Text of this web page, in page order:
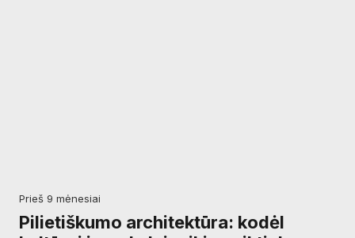
prieš 9 mėnesiai
Pilietiškumo architektūra: kodėl